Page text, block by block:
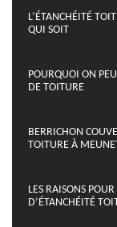
L’ÉTANCHÉITÉ
QUI SOIT
POURQUOI ON
DE TOITURE
BERRICHON
TOITURE À
LES RAISONS
D’ÉTANCHÉITÉ